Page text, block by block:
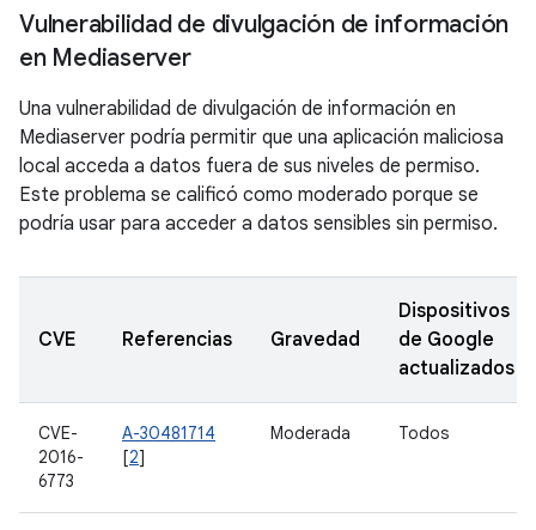
Vulnerabilidad de divulgación de información
en Mediaserver
Una vulnerabilidad de divulgación de información en
Mediaserver podría permitir que una aplicación maliciosa
local acceda a datos fuera de sus niveles de permiso.
Este problema se calificó como moderado porque se
podría usar para acceder a datos sensibles sin permiso.
CVE Referencias Gravedad
Dispositivos
de Google
actualizados
CVE-
2016-
6773
A-30481714
[2]
Moderada Todos